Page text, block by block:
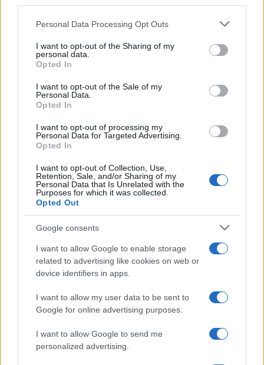
Please note that this website/app uses one or more Google
not limited to your visit or usage behaviour. You may click to
grant or deny consent to Google and its third-party tags to
use your data for below specified purposes in below Google
consent section.
Personal Data Processing Opt Outs
I want to opt-out of the Sharing of my
personal data.
Opted In
I want to opt-out of the Sale of my
Personal Data.
Opted In
I want to opt-out of processing my
Personal Data for Targeted Advertising.
Opted In
I want to opt-out of Collection, Use,
Retention, Sale, and/or Sharing of my
Personal Data that Is Unrelated with the
Purposes for which it was collected.
Opted Out
Google consents
I want to allow Google to enable storage
related to advertising like cookies on web or
device identifiers in apps.
I want to allow my user data to be sent to
Google for online advertising purposes.
I want to allow Google to send me
personalized advertising.
Paolo Pinna
Martina Agostina Diturco
I nostri cari
I nostri cari
Giovannimaria Cabras